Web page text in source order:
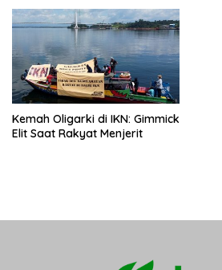
Kemah Oligarki di IKN: Gimmick
Elit Saat Rakyat Menjerit